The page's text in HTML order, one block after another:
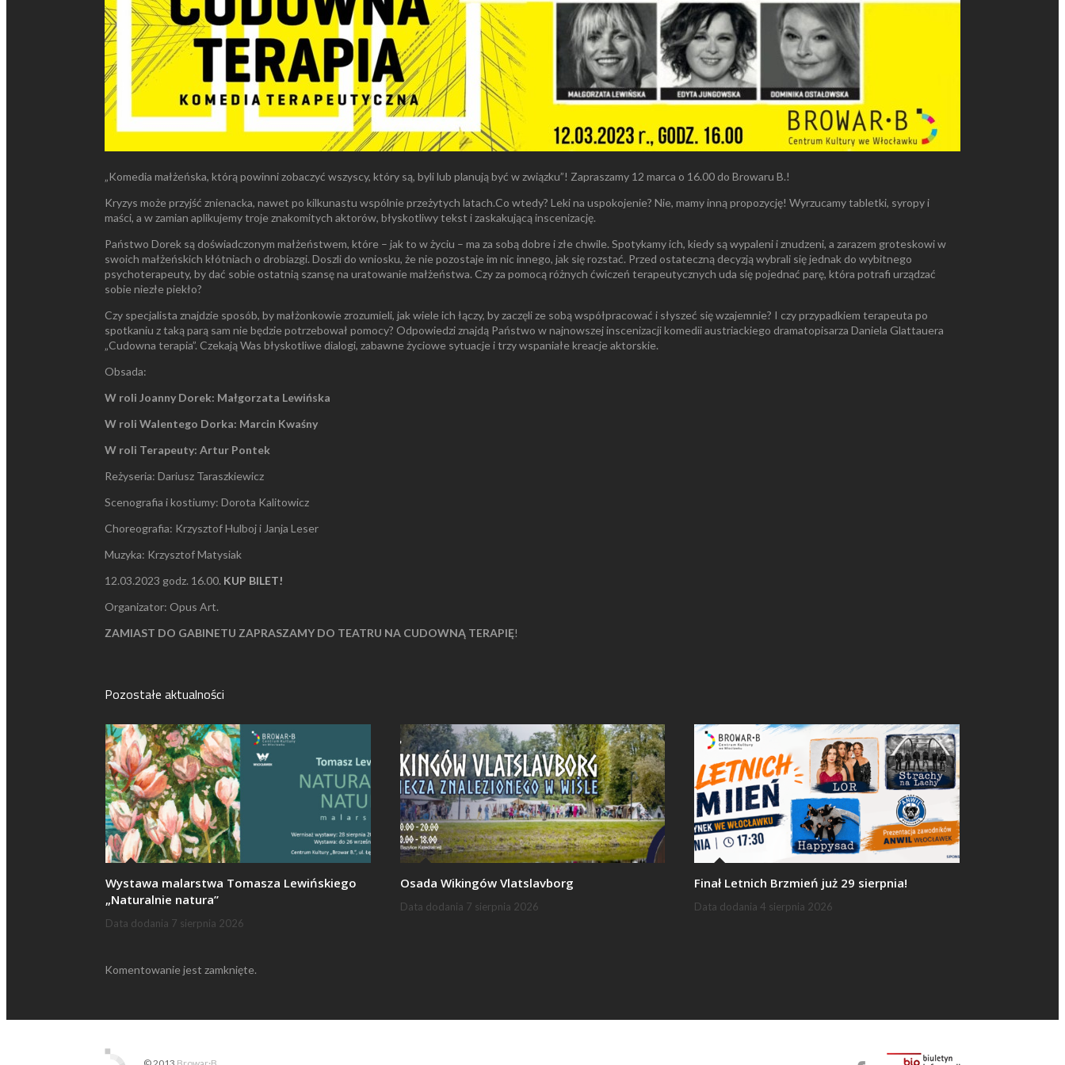
„Komedia małżeńska, którą powinni zobaczyć wszyscy, który są, byli lub planują być w związku”! Zapraszamy 12 marca o 16.00 do Browaru B.!
Kryzys może przyjść znienacka, nawet po kilkunastu wspólnie przeżytych latach.Co wtedy? Leki na uspokojenie? Nie, mamy inną propozycję! Wyrzucamy tabletki, syropy i
maści, a w zamian aplikujemy troje znakomitych aktorów, błyskotliwy tekst i zaskakującą inscenizację.
Państwo Dorek są doświadczonym małżeństwem, które – jak to w życiu – ma za sobą dobre i złe chwile. Spotykamy ich, kiedy są wypaleni i znudzeni, a zarazem groteskowi w
swoich małżeńskich kłótniach o drobiazgi. Doszli do wniosku, że nie pozostaje im nic innego, jak się rozstać. Przed ostateczną decyzją wybrali się jednak do wybitnego
psychoterapeuty, by dać sobie ostatnią szansę na uratowanie małżeństwa. Czy za pomocą różnych ćwiczeń terapeutycznych uda się pojednać parę, która potrafi urządzać
sobie niezłe piekło?
Czy specjalista znajdzie sposób, by małżonkowie zrozumieli, jak wiele ich łączy, by zaczęli ze sobą współpracować i słyszeć się wzajemnie? I czy przypadkiem terapeuta po
spotkaniu z taką parą sam nie będzie potrzebował pomocy? Odpowiedzi znajdą Państwo w najnowszej inscenizacji komedii austriackiego dramatopisarza Daniela Glattauera
„Cudowna terapia”. Czekają Was błyskotliwe dialogi, zabawne życiowe sytuacje i trzy wspaniałe kreacje aktorskie.
Obsada:
W roli Joanny Dorek: Małgorzata Lewińska
W roli Walentego Dorka: Marcin Kwaśny
W roli Terapeuty: Artur Pontek
Reżyseria: Dariusz Taraszkiewicz
Scenografia i kostiumy: Dorota Kalitowicz
Choreografia: Krzysztof Hulboj i Janja Leser
Muzyka: Krzysztof Matysiak
12.03.2023 godz. 16.00. KUP BILET!
Organizator: Opus Art.
ZAMIAST DO GABINETU ZAPRASZAMY DO TEATRU NA CUDOWNĄ TERAPIĘ!
Pozostałe aktualności
Wystawa malarstwa Tomasza Lewińskiego
„Naturalnie natura”
Data dodania 7 sierpnia 2026
Osada Wikingów Vlatslavborg
Data dodania 7 sierpnia 2026
Finał Letnich Brzmień już 29 sierpnia!
Data dodania 4 sierpnia 2026
Komentowanie jest zamknięte.